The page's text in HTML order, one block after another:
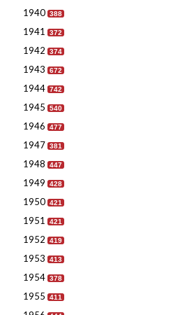
1940 388
1941 372
1942 374
1943 672
1944 742
1945 540
1946 477
1947 381
1948 447
1949 428
1950 421
1951 421
1952 419
1953 413
1954 378
1955 411